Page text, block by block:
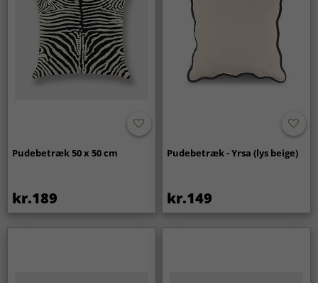
Pudebetræk 50 x 50 cm
kr.189
Pudebetræk - Yrsa (lys beige)
kr.149